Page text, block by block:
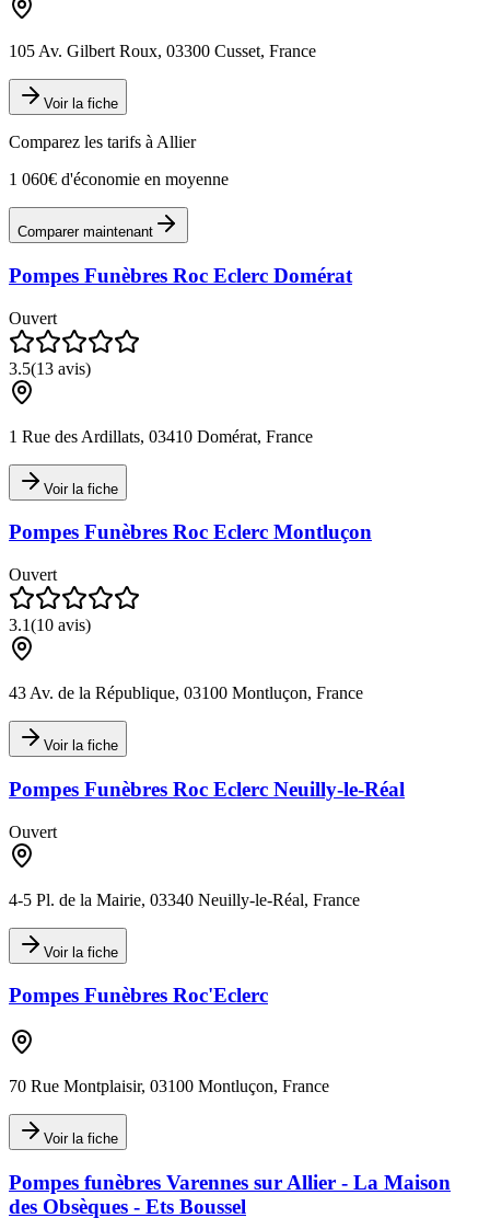
105 Av. Gilbert Roux, 03300 Cusset, France
Voir la fiche
Comparez les tarifs à Allier
1 060€ d'économie en moyenne
Comparer maintenant
Pompes Funèbres Roc Eclerc Domérat
Ouvert
3.5(13 avis)
1 Rue des Ardillats, 03410 Domérat, France
Voir la fiche
Pompes Funèbres Roc Eclerc Montluçon
Ouvert
3.1(10 avis)
43 Av. de la République, 03100 Montluçon, France
Voir la fiche
Pompes Funèbres Roc Eclerc Neuilly-le-Réal
Ouvert
4-5 Pl. de la Mairie, 03340 Neuilly-le-Réal, France
Voir la fiche
Pompes Funèbres Roc'Eclerc
70 Rue Montplaisir, 03100 Montluçon, France
Voir la fiche
Pompes funèbres Varennes sur Allier - La Maison
des Obsèques - Ets Boussel